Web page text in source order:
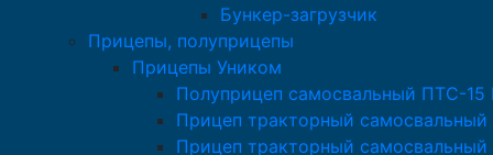
Бункер-загрузчик
Прицепы, полуприцепы
Прицепы Уником
Полуприцеп самосвальный ПТС-
Прицеп тракторный
Прицеп тракторный